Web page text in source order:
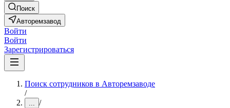
Поиск
Авторемзавод
Войти
Войти
Зарегистрироваться
Поиск сотрудников в Авторемзаводе
/
... /